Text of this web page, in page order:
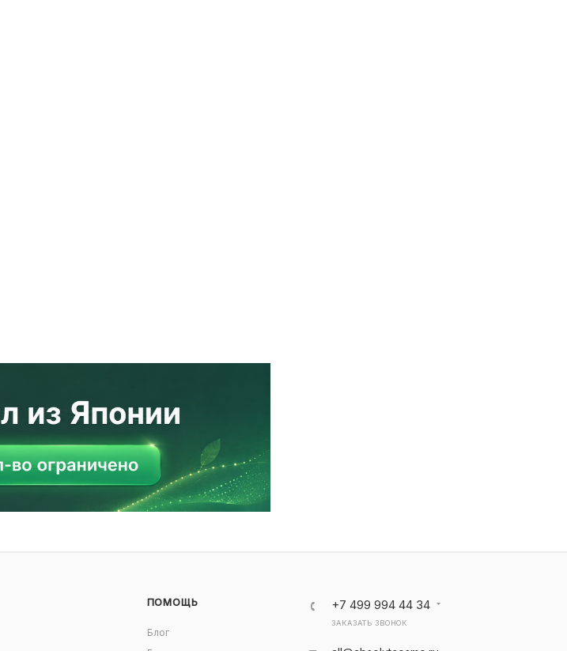
ПОМОЩЬ
Блог
+7 499 994 44 34
ЗАКАЗАТЬ ЗВОНОК